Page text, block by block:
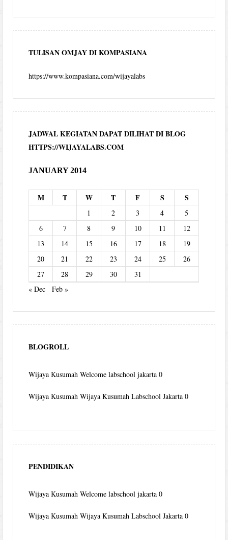
TULISAN OMJAY DI KOMPASIANA
https://www.kompasiana.com/wijayalabs
JADWAL KEGIATAN DAPAT DILIHAT DI BLOG
HTTPS://WIJAYALABS.COM
JANUARY 2014
M T W T F S S
1 2 3 4
5
6
7 8 9 10 11
12
13
14 15 16 17 18
19
20
21 22 23 24 25
26
27
28 29 30
31
« Dec
Feb »
BLOGROLL
Wijaya Kusumah Welcome labschool jakarta 0
Wijaya Kusumah Wijaya Kusumah Labschool Jakarta 0
PENDIDIKAN
Wijaya Kusumah Welcome labschool jakarta 0
Wijaya Kusumah Wijaya Kusumah Labschool Jakarta 0